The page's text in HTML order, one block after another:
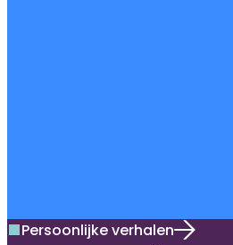
Persoonlijke verhalen